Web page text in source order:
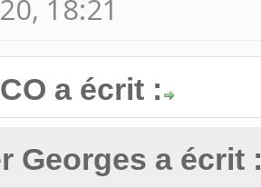
18:21
a écrit :
Georges a écrit